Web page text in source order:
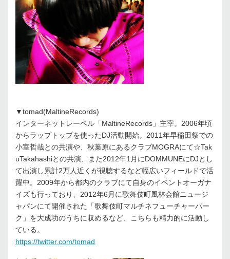
▼tomad(MaltineRecords)
インターネットレーベル「MaltineRecords」主宰。2006年頃
からラップトップを使ったDJ活動開始。2011年早稲田祭での
小室哲哉との共演や、秋葉原にあるクラブMOGRAにて☆Tak
uTakahashiとの共演、また2012年1月にDOMMUNEにDJとし
て出演し累計2万人近くが視聴するなど幅広いフィールドで活
躍中。2009年から都内のクラブにて自身のイベントオーガナ
イズも行っており、2012年6月に歌舞伎町風林会館ニュージ
ャパンにて開催された「歌舞伎町マルチネフューチャーパー
ク」を大成功のうちに収めるなど、こちらも精力的に活動し
ている。
https://twitter.com/tomad